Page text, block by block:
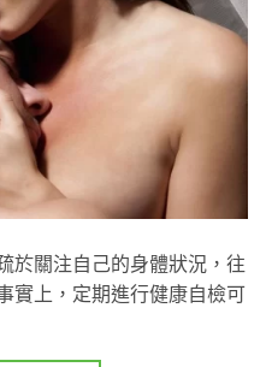
於關注自己的身體狀況，往
實上，定期進行健康自檢可